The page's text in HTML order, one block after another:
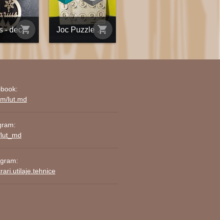
Marius - decorațiune din placaj personalizată
shopping_cart Joc Puzzle Placaj Numere gravat
shopping_cart
lut.md